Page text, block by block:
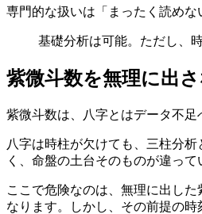
専門的な扱いは「まったく読めな
基礎分析は可能。ただし、
紫微斗数を無理に出
紫微斗数は、八字とはデータ不足
八字は時柱が欠けても、三柱分
く、命盤の土台そのものが違って
ここで危険なのは、無理に出し
なります。しかし、その前提の